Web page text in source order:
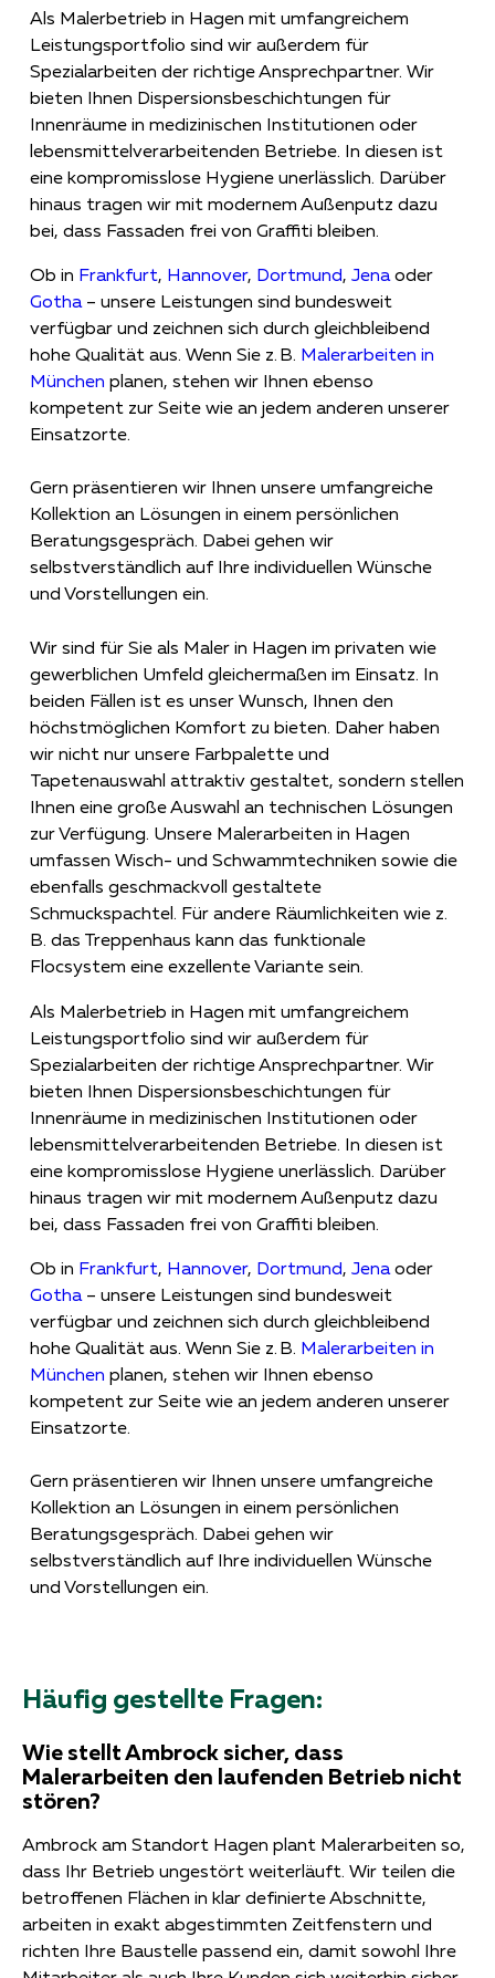
Als Malerbetrieb in Hagen mit umfangreichem
Leistungsportfolio sind wir außerdem für
Spezialarbeiten der richtige Ansprechpartner. Wir
bieten Ihnen Dispersionsbeschichtungen für
Innenräume in medizinischen Institutionen oder
lebensmittelverarbeitenden Betriebe. In diesen ist
eine kompromisslose Hygiene unerlässlich. Darüber
hinaus tragen wir mit modernem Außenputz dazu
bei, dass Fassaden frei von Graffiti bleiben.
Ob in Frankfurt, Hannover, Dortmund, Jenaoder
Gotha– unsere Leistungen sind bundesweit
verfügbar und zeichnen sich durch gleichbleibend
hohe Qualität aus. Wenn Sie z. B. Malerarbeiten in
München planen, stehen wir Ihnen ebenso
kompetent zur Seite wie an jedem anderen unserer
Einsatzorte.
Gern präsentieren wir Ihnen unsere umfangreiche
Kollektion an Lösungen in einem persönlichen
Beratungsgespräch. Dabei gehen wir
selbstverständlich auf Ihre individuellen Wünsche
und Vorstellungen ein.
Wir sind für Sie als Maler in Hagen im privaten wie
gewerblichen Umfeld gleichermaßen im Einsatz. In
beiden Fällen ist es unser Wunsch, Ihnen den
höchstmöglichen Komfort zu bieten. Daher haben
wir nicht nur unsere Farbpalette und
Tapetenauswahl attraktiv gestaltet, sondern stellen
Ihnen eine große Auswahl an technischen Lösungen
zur Verfügung. Unsere Malerarbeiten in Hagen
umfassen Wisch- und Schwammtechniken sowie die
ebenfalls geschmackvoll gestaltete
Schmuckspachtel. Für andere Räumlichkeiten wie z.
B. das Treppenhaus kann das funktionale
Flocsystem eine exzellente Variante sein.
Als Malerbetrieb in Hagen mit umfangreichem
Leistungsportfolio sind wir außerdem für
Spezialarbeiten der richtige Ansprechpartner. Wir
bieten Ihnen Dispersionsbeschichtungen für
Innenräume in medizinischen Institutionen oder
lebensmittelverarbeitenden Betriebe. In diesen ist
eine kompromisslose Hygiene unerlässlich. Darüber
hinaus tragen wir mit modernem Außenputz dazu
bei, dass Fassaden frei von Graffiti bleiben.
Ob in Frankfurt, Hannover, Dortmund, Jenaoder
Gotha– unsere Leistungen sind bundesweit
verfügbar und zeichnen sich durch gleichbleibend
hohe Qualität aus. Wenn Sie z. B. Malerarbeiten in
München planen, stehen wir Ihnen ebenso
kompetent zur Seite wie an jedem anderen unserer
Einsatzorte.
Gern präsentieren wir Ihnen unsere umfangreiche
Kollektion an Lösungen in einem persönlichen
Beratungsgespräch. Dabei gehen wir
selbstverständlich auf Ihre individuellen Wünsche
und Vorstellungen ein.
Häufig gestellte Fragen:
Wie stellt Ambrock sicher, dass
Malerarbeiten den laufenden Betrieb nicht
stören?
Ambrock am Standort Hagen plant Malerarbeiten so,
dass Ihr Betrieb ungestört weiterläuft. Wir teilen die
betroffenen Flächen in klar definierte Abschnitte,
arbeiten in exakt abgestimmten Zeitfenstern und
richten Ihre Baustelle passend ein, damit sowohl Ihre